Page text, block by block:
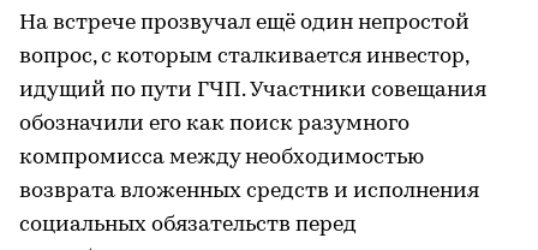
На встрече прозвучал ещё один непростой
вопрос, с которым сталкивается инвестор,
идущий по пути ГЧП. Участники совещания
обозначили его как поиск разумного
компромисса между необходимостью
возврата вложенных средств и исполнения
социальных обязательств перед